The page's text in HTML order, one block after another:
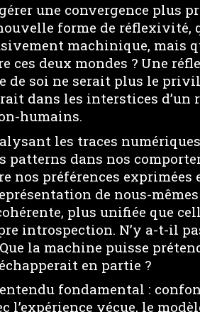
une convergence plus
nouvelle forme de réflexivité,
machinique, mais
ces deux mondes ? Une
de soi ne serait plus le
dans les interstices d’un
humains.
les traces
patterns dans nos
nos préférences exprimées
de nous-
plus unifiée que
introspection. N’y a-t-il
la machine puisse
en partie ?
fondamental :
vécue, le